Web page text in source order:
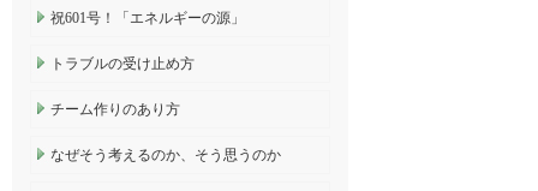
祝601号！「エネルギーの源」
トラブルの受け止め方
チーム作りのあり方
なぜそう考えるのか、そう思うのか